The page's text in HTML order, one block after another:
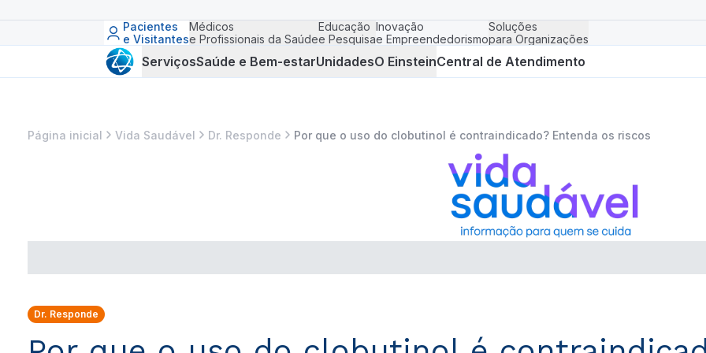
Pacientes
e Visitantes
Médicos
e Profissionais da Saúde
Educação
e Pesquisa
Inovação
e Empreendedorismo
Soluções
para Organizações
ServiçosSaúde e Bem-estarUnidadesO EinsteinCentral de Atendimento
Página inicial Vida Saudável Dr. Responde Por que o uso do clobutinol é contraindicado? Entenda os riscos
Dr. Responde